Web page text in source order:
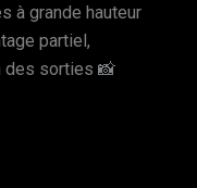
à grande hauteur
partiel,
des sorties 📸